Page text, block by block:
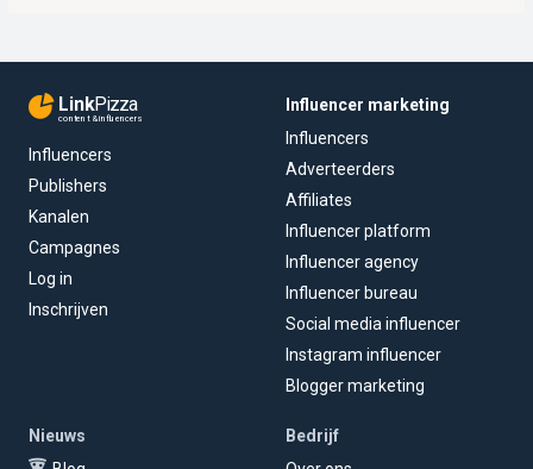
LinkPizza
content & influencers
Influencers
Publishers
Kanalen
Campagnes
Log in
Inschrijven
Influencer marketing
Influencers
Adverteerders
Affiliates
Influencer platform
Influencer agency
Influencer bureau
Social media influencer
Instagram influencer
Blogger marketing
Nieuws
Bedrijf